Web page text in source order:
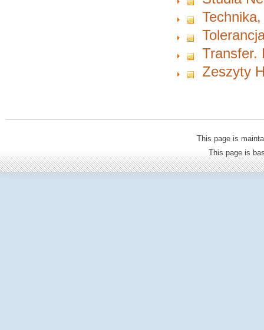
Transfer.
Zeszyty
This page is
This page is